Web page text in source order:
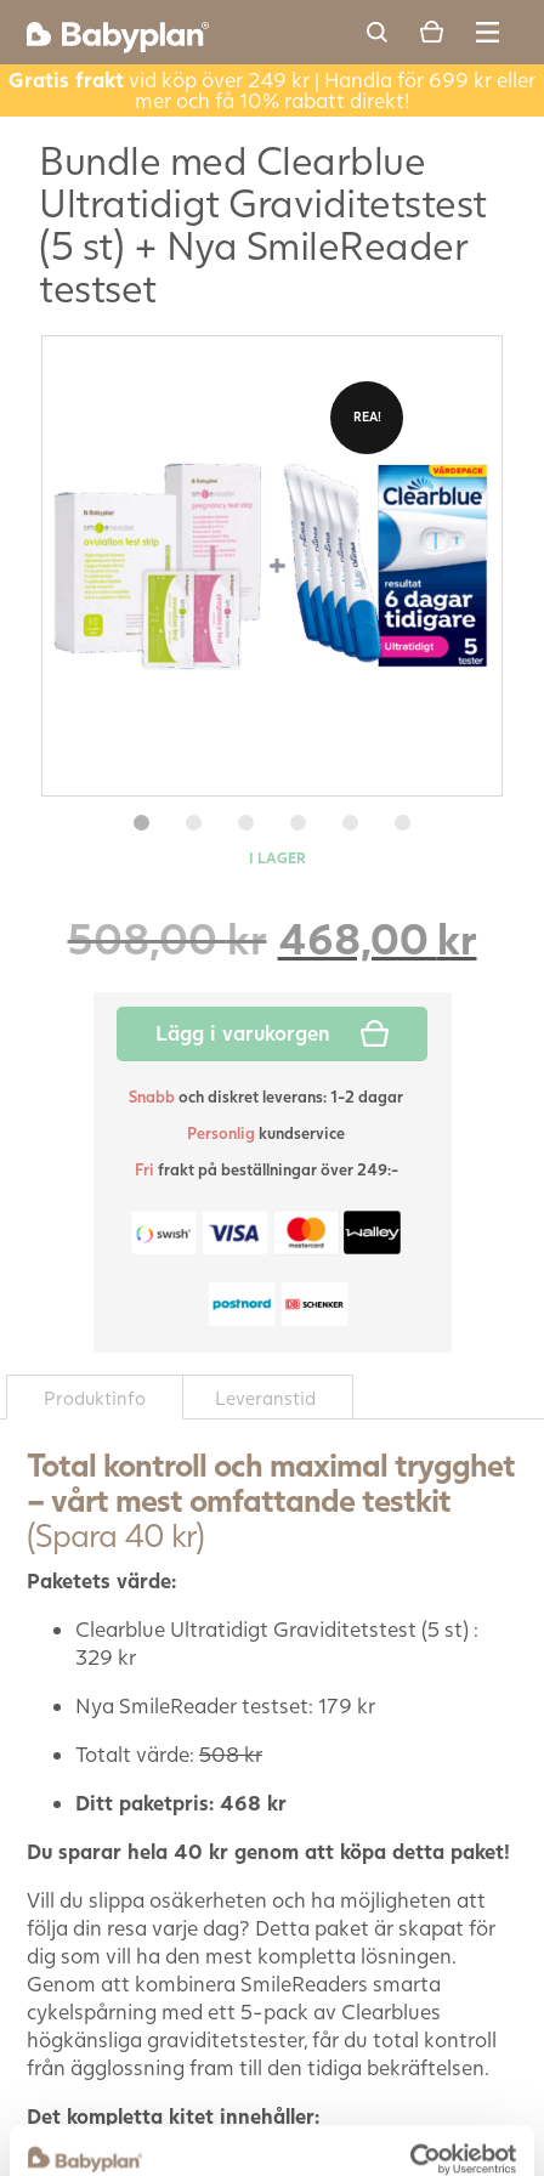
Gratis fraktvid köp över 249 kr | Handla för 699 kr eller
mer och få 10% rabatt direkt!
Bundle med Clearblue
Ultratidigt Graviditetstest
(5 st) + Nya SmileReader
testset
REA!
I LAGER
508,00kr Det
ursprungliga
priset
var:
508,00 kr.
468,00 kr
Lägg i varukorgen
Snabboch diskret leverans: 1-2 dagar
Personlig kundservice
Fri frakt på beställningar över 249:-
Produktinfo Leveranstid
Total kontroll och maximal trygghet
– vårt mest omfattande testkit
(Spara 40 kr)
Paketets värde:
Clearblue Ultratidigt Graviditetstest (5 st) :
329 kr
Nya SmileReader testset: 179 kr
Totalt värde: 508 kr
Ditt paketpris: 468 kr
Du sparar hela 40 kr genom att köpa detta paket!
Vill du slippa osäkerheten och ha möjligheten att
följa din resa varje dag? Detta paket är skapat för
dig som vill ha den mest kompletta lösningen.
Genom att kombinera SmileReaders smarta
cykelspårning med ett 5-pack av Clearblues
högkänsliga graviditetstester, får du total kontroll
från ägglossning fram till den tidiga bekräftelsen.
Det kompletta kitet innehåller:
5 st Clearblue Ultratidigt Graviditetstest